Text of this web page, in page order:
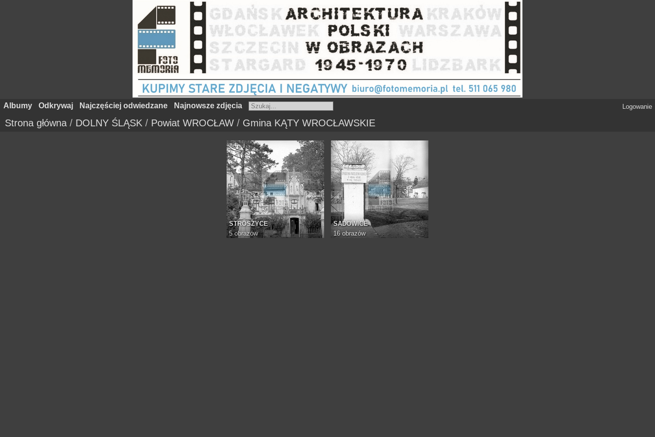
Albumy Odkrywaj Najczęściej odwiedzane Najnowsze zdjęcia Logowanie
Strona główna / DOLNY ŚLĄSK / Powiat WROCŁAW / Gmina KĄTY WROCŁAWSKIE
STROSZYCE
5 obrazów
SADOWICE
16 obrazów